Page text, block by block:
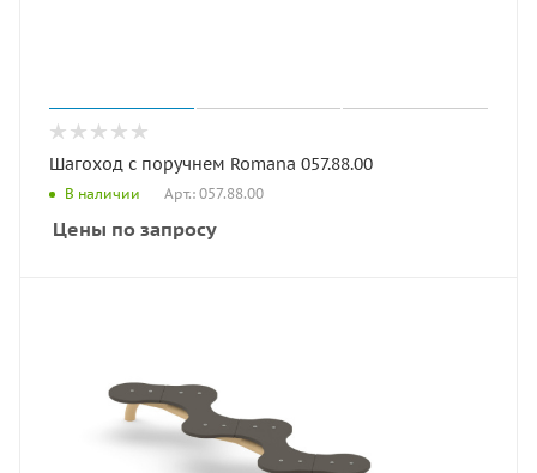
Шагоход с поручнем Romana 057.88.00
В наличии Арт.: 057.88.00
Цены по запросу